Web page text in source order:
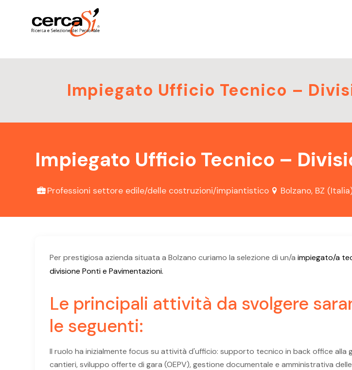
Impiegato Ufficio Tecnico –
Impiegato Ufficio Tecnico –
Professioni settore edile/delle costruzioni/impiantistico Bolzano, BZ
Per prestigiosa azienda situata a Bolzano curiamo la selezione di un/a impiegato/a
divisione Ponti e Pavimentazioni.
Le principali attività da svolgere
le seguenti:
Il ruolo ha inizialmente focus su attività d'ufficio: supporto tecnico in back office alla
cantieri, sviluppo offerte di gara (OEPV), gestione documentale e amministrativa